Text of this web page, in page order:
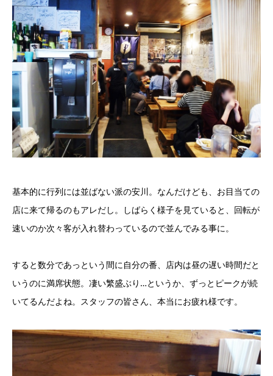
基本的に行列には並ばない派の安川。なんだけども、お目当ての
店に来て帰るのもアレだし。しばらく様子を見ていると、回転が
速いのか次々客が入れ替わっているので並んでみる事に。
すると数分であっという間に自分の番、店内は昼の遅い時間だと
いうのに満席状態。凄い繁盛ぶり…というか、ずっとピークが続
いてるんだよね。スタッフの皆さん、本当にお疲れ様です。